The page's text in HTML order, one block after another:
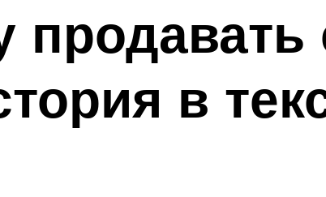
продавать
в